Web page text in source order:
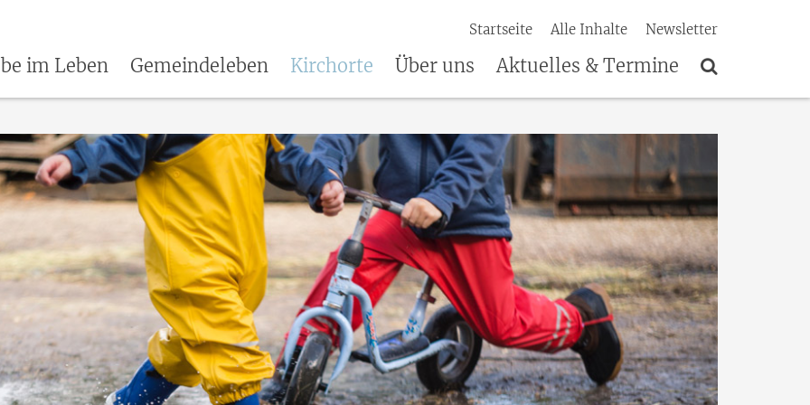
Startseite
Alle Inhalte Newsletter
im Leben Gemeindeleben Kirchorte Über uns Aktuelles & Termine